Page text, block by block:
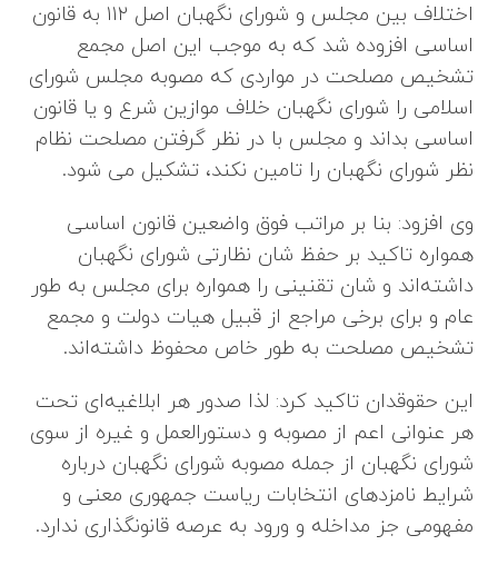
اختلاف بین مجلس و شورای نگهبان اصل ۱۱۲ به قانون
اساسی افزوده شد که به موجب این اصل مجمع
تشخیص مصلحت در مواردی که مصوبه مجلس شورای
اسلامی را شورای نگهبان خلاف موازین شرع و یا قانون
اساسی بداند و مجلس با در نظر گرفتن مصلحت نظام
نظر شورای نگهبان را تامین نکند، تشکیل می شود.
وی افزود: بنا بر مراتب فوق واضعین قانون اساسی
همواره تاکید بر حفظ شان نظارتی شورای نگهبان
داشته‌اند و شان تقنینی را همواره برای مجلس به طور
عام و برای برخی مراجع از قبیل هیات دولت و مجمع
تشخیص مصلحت به طور خاص محفوظ داشته‌اند.
این حقوقدان تاکید کرد: لذا صدور هر ابلاغیه‌ای تحت
هر عنوانی اعم از مصوبه و دستورالعمل و غیره از سوی
شورای نگهبان از جمله مصوبه شورای نگهبان درباره
شرایط نامزدهای انتخابات ریاست جمهوری معنی و
مفهومی جز مداخله و ورود به عرصه قانونگذاری ندارد.